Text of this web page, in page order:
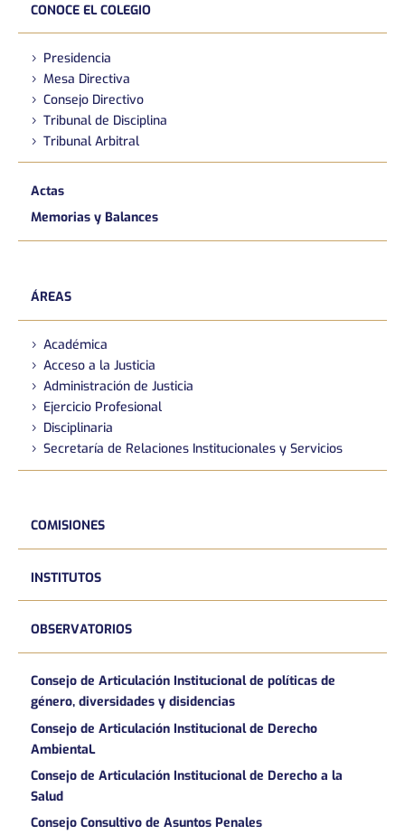
CONOCE EL COLEGIO
Presidencia
Mesa Directiva
Consejo Directivo
Tribunal de Disciplina
Tribunal Arbitral
Actas
Memorias y Balances
ÁREAS
Académica
Acceso a la Justicia
Administración de Justicia
Ejercicio Profesional
Disciplinaria
Secretaría de Relaciones Institucionales y Servicios
COMISIONES
INSTITUTOS
OBSERVATORIOS
Consejo de Articulación Institucional de políticas de
género, diversidades y disidencias
Consejo de Articulación Institucional de Derecho
AmbientaL
Consejo de Articulación Institucional de Derecho a la
Salud
Consejo Consultivo de Asuntos Penales